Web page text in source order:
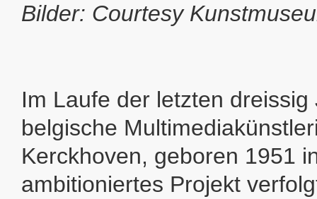
Bilder: Courtesy
Im Laufe der letzten
belgische
Kerckhoven, geboren 1951
ambitioniertes Projekt